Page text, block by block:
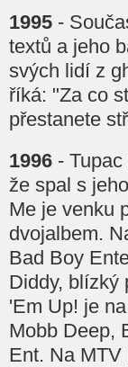
1995 -
textů a jeho
svých lidí z
říká: "Za co
přestanete
1996 -
že spal s
Me je venku
dvojalbem.
Bad Boy
Diddy, blízký
'Em Up! je
Mobb Deep,
Ent. Na